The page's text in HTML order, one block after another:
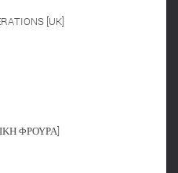
[UK]
ΦΡΟΥΡΑ]